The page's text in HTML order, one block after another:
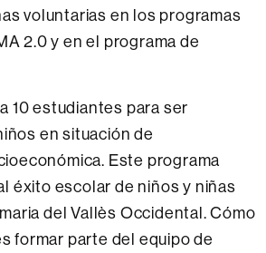
voluntarias en los programas
2.0 y en el programa de
10 estudiantes para ser
en situación de
Este programa
éxito escolar de niños y niñas
del Vallès Occidental. Cómo
formar parte del equipo de